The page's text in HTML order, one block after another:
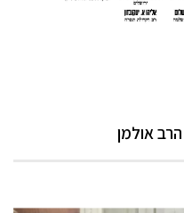
אולמן